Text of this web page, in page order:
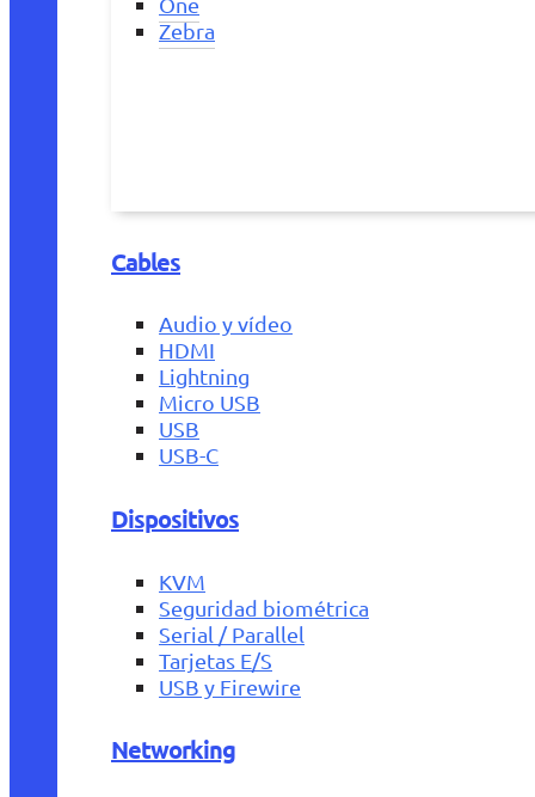
Zebra
Cables
Audio y vídeo
HDMI
Lightning
Micro USB
USB
USB-C
Dispositivos
KVM
Seguridad biométrica
Serial / Parallel
Tarjetas E/S
USB y Firewire
Networking